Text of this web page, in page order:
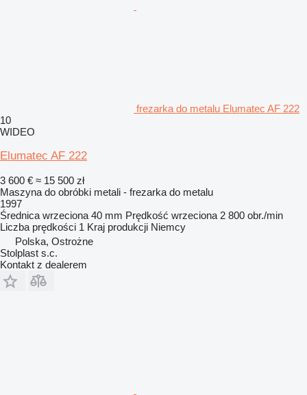
frezarka do metalu Elumatec AF 222
10
WIDEO
Elumatec AF 222
3 600 € ≈ 15 500 zł
Maszyna do obróbki metali - frezarka do metalu
1997
Średnica wrzeciona 40 mm Prędkość wrzeciona 2 800 obr./min
Liczba prędkości 1 Kraj produkcji Niemcy
Polska, Ostrożne
Stolplast s.c.
Kontakt z dealerem